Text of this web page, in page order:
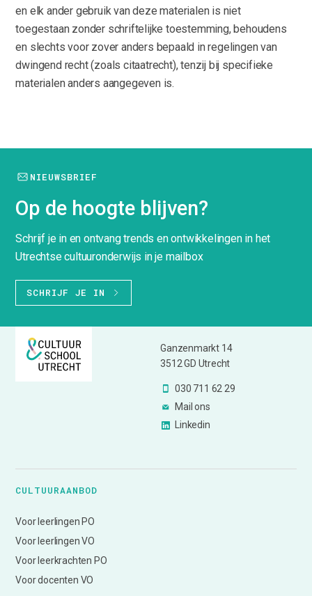
en elk ander gebruik van deze materialen is niet
toegestaan zonder schriftelijke toestemming, behoudens
en slechts voor zover anders bepaald in regelingen van
dwingend recht (zoals citaatrecht), tenzij bij specifieke
materialen anders aangegeven is.
NIEUWSBRIEF
Op de hoogte blijven?
Schrijf je in en ontvang trends en ontwikkelingen in het
Utrechtse cultuuronderwijs in je mailbox
SCHRIJF JE IN
Ganzenmarkt 14
3512 GD Utrecht
030 711 62 29
Mail ons
Linkedin
CULTUURAANBOD
Voor leerlingen PO
Voor leerlingen VO
Voor leerkrachten PO
Voor docenten VO